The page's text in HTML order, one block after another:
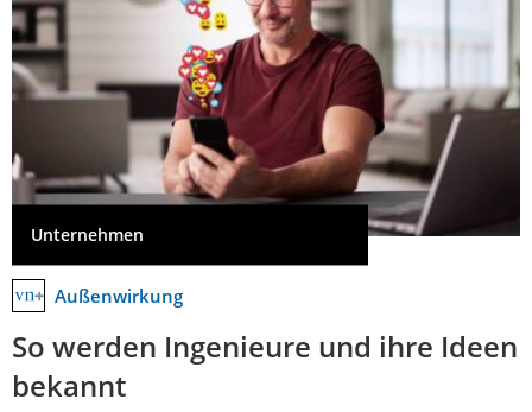
Unternehmen
Außenwirkung
So werden Ingenieure und ihre Ideen
bekannt